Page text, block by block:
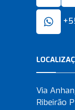
Via
Ribeirão